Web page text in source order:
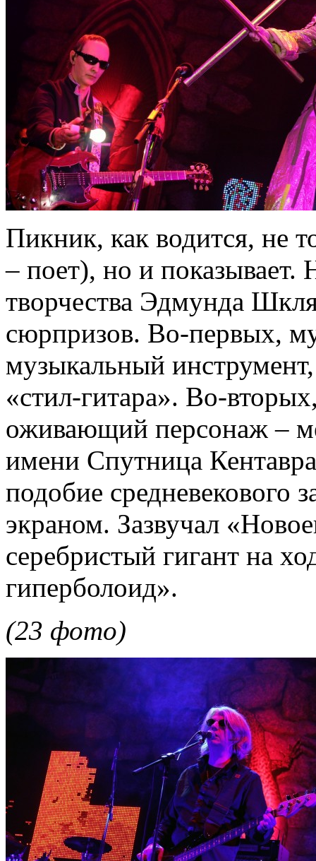
Пикник, как водится, не
– поет), но и показывает.
творчества Эдмунда
сюрпризов. Во-первых,
музыкальный
«стил-гитара». Во-
оживающий персонаж –
имени Спутница
подобие средневекового
экраном. Зазвучал
серебристый гигант на
гиперболоид».
(23 фото)